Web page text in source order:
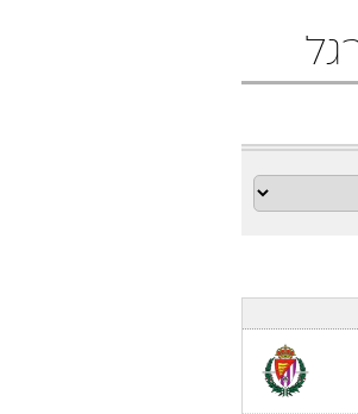
אבא של שבת
סערה בממלכה
ענפים נוספים